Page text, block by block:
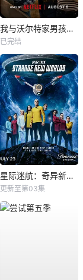
我与沃尔特家男孩的生活第三季
已完结
星际迷航：奇异新世界第四季
更新至第03集